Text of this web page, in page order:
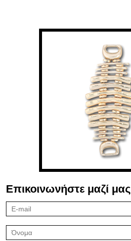
Επικοινωνήστε μαζί μας